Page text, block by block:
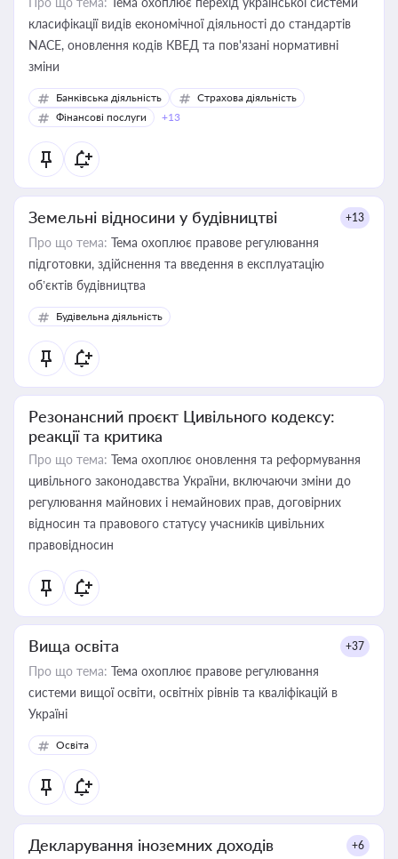
класифікації видів економічної діяльності до стандартів
NACE, оновлення кодів КВЕД та пов'язані нормативні
зміни
Банківська діяльність
Страхова діяльність
Фінансові послуги
+13
Земельні відносини у будівництві +13
Про що тема: Тема охоплює правове регулювання
підготовки, здійснення та введення в експлуатацію
об’єктів будівництва
Будівельна діяльність
Резонансний проєкт Цивільного кодексу:
реакції та критика
Про що тема: Тема охоплює оновлення та реформування
цивільного законодавства України, включаючи зміни до
регулювання майнових і немайнових прав, договірних
відносин та правового статусу учасників цивільних
правовідносин
Вища освіта +37
Про що тема: Тема охоплює правове регулювання
системи вищої освіти, освітніх рівнів та кваліфікацій в
Україні
Освіта
Декларування іноземних доходів +6